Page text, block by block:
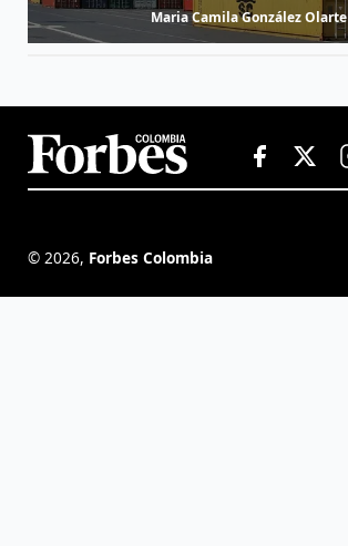
Maria Camila González Olarte
© 2026, Forbes Colombia